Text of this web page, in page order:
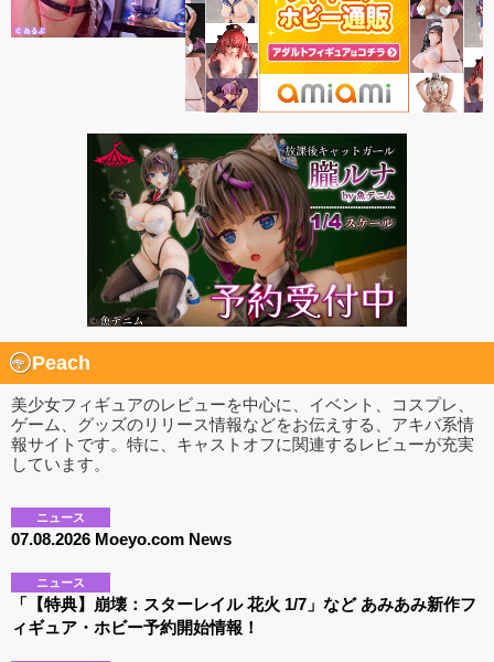
Peach
美少女フィギュアのレビューを中心に、イベント、コスプレ、
ゲーム、グッズのリリース情報などをお伝えする、アキバ系情
報サイトです。特に、キャストオフに関連するレビューが充実
しています。
ニュース
07.08.2026 Moeyo.com News
ニュース
「【特典】崩壊：スターレイル 花火 1/7」など あみあみ新作フ
ィギュア・ホビー予約開始情報！